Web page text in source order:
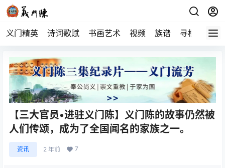
义门精英 诗词歌赋 书画艺术 视频 族谱 寻根
【三大官员•进驻义门陈】义门陈的故事仍然被
人们传颂，成为了全国闻名的家族之一。
资讯 2 年前 7